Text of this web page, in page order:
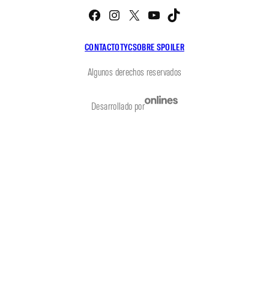
CONTACTOTYCSOBRE SPOILER
Facebook
Instagram
X YouTube
Algunos derechos reservados
Desarrollado por